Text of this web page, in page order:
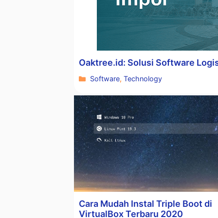
Oaktree.id: Solusi Software
Kategori
Software,Technology
Cara Mudah Instal Triple Boot di
VirtualBox Terbaru 2020